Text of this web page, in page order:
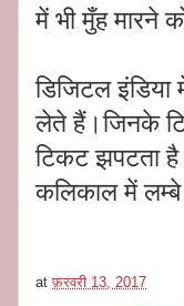
में भी मुँह मारने
डिजिटल
लेते हैं।जिनके
टिकट झपटता
कलिकाल में
atफ़रवरी 13, 2017